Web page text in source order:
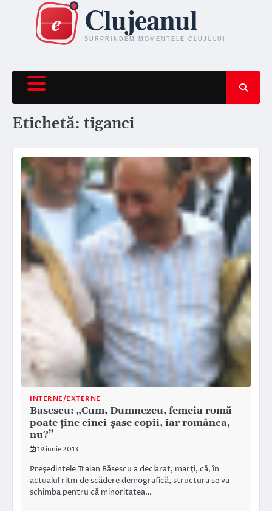
content
Etichetă: tiganci
INTERNE/EXTERNE
Basescu: „Cum, Dumnezeu, femeia romă
poate ţine cinci-şase copii, iar românca,
nu?”
19 iunie 2013
Preşedintele Traian Băsescu a declarat, marţi, că, în
actualul ritm de scădere demografică, structura se va
schimba pentru că minoritatea…